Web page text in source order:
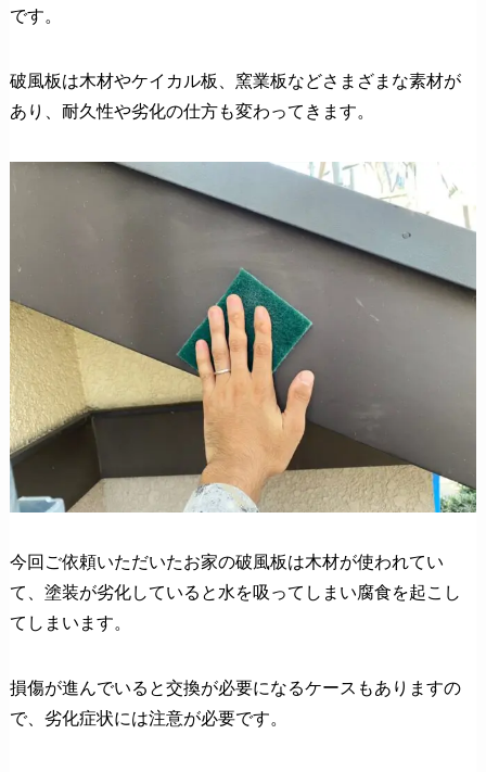
です。
破風板は木材やケイカル板、窯業板などさまざまな素材が
あり、耐久性や劣化の仕方も変わってきます。
今回ご依頼いただいたお家の破風板は木材が使われてい
て、塗装が劣化していると水を吸ってしまい腐食を起こし
てしまいます。
損傷が進んでいると交換が必要になるケースもありますの
で、劣化症状には注意が必要です。